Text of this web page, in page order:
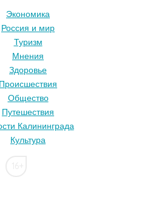
Экономика
Россия и мир
Туризм
Мнения
Здоровье
Происшествия
Общество
Путешествия
Калининграда
Культура